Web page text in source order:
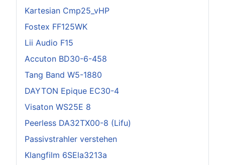
Kartesian Cmp25_vHP
Fostex FF125WK
Lii Audio F15
Accuton BD30-6-458
Tang Band W5-1880
DAYTON Epique EC30-4
Visaton WS25E 8
Peerless DA32TX00-8 (Lifu)
Passivstrahler verstehen
Klangfilm 6SEla3213a